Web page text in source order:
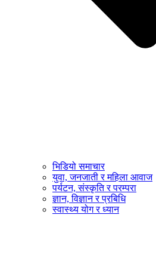
भिडियो समाचार
युवा, जनजाती र महिला आवाज
पर्यटन, संस्कृति र परम्परा
ज्ञान, विज्ञान र प्रबिधि
स्वास्थ्य योग र ध्यान